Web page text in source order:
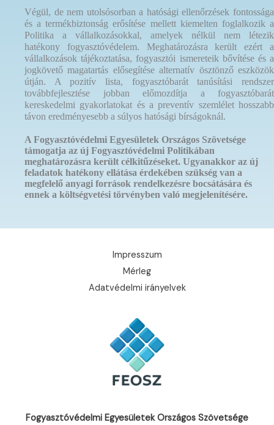
Végül, de nem utolsósorban a hatósági ellenőrzések fontossága
és a termékbiztonság erősítése mellett kiemelten foglalkozik a
Politika a vállalkozásokkal, amelyek nélkül nem létezik
hatékony fogyasztóvédelem. Meghatározásra került ezért a
vállalkozások tájékoztatása, fogyasztói ismereteik bővítése és a
jogkövető magatartás elősegítése alternatív ösztönző eszközök
útján. A pozitív lista, fogyasztóbarát tanúsítási rendszer
továbbfejlesztése jobban előmozdítja a fogyasztóbarát
kereskedelmi gyakorlatokat és a preventív szemlélet hosszabb
távon eredményesebb a súlyos hatósági bírságoknál.
A Fogyasztóvédelmi Egyesületek Országos Szövetsége
támogatja az új Fogyasztóvédelmi Politikában
meghatározásra került célkitűzéseket. Ugyanakkor az új
feladatok hatékony ellátása érdekében szükség van a
megfelelő anyagi források rendelkezésre bocsátására és
ennek a költségvetési törvényben való megjelenítésére.
Impresszum
Mérleg
Adatvédelmi irányelvek
Fogyasztóvédelmi Egyesületek Országos Szövetsége